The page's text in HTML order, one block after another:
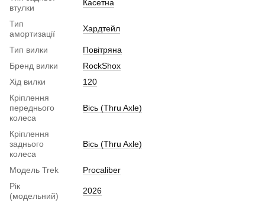
втулки
Касетна
Тип
амортизації
Хардтейл
Тип вилки
Повітряна
Бренд вилки
RockShox
Хід вилки
120
Кріплення
переднього
колеса
Вісь (Thru Axle)
Кріплення
заднього
колеса
Вісь (Thru Axle)
Модель Trek
Procaliber
Рік
(модельний)
2026